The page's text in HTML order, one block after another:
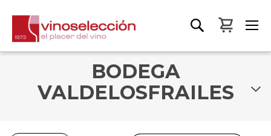
Mon
BODEGA
VALDELOSFRAILES